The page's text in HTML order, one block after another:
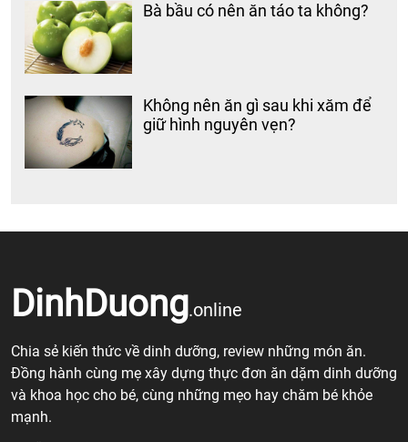
Bà bầu có nên ăn táo ta không?
Không nên ăn gì sau khi xăm để
giữ hình nguyên vẹn?
DinhDuong.online
Chia sẻ kiến thức về dinh dưỡng, review những món ăn.
Đồng hành cùng mẹ xây dựng thực đơn ăn dặm dinh dưỡng
và khoa học cho bé, cùng những mẹo hay chăm bé khỏe
mạnh.